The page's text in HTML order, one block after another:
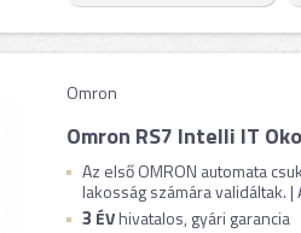
Omron
Omron RS7 Intelli IT
Az első OMRON automata
lakosság számára validáltak.
3 ÉVhivatalos, gyári garancia